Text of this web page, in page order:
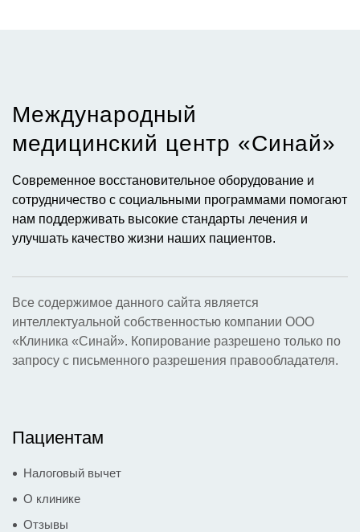
Международный
медицинский центр «Синай»​
Современное восстановительное оборудование и
сотрудничество с социальными программами помогают
нам поддерживать высокие стандарты лечения и
улучшать качество жизни наших пациентов.
Все содержимое данного сайта является
интеллектуальной собственностью компании ООО
«Клиника «Синай». Копирование разрешено только по
запросу с письменного разрешения правообладателя.
Пациентам
Налоговый вычет
О клинике
Отзывы